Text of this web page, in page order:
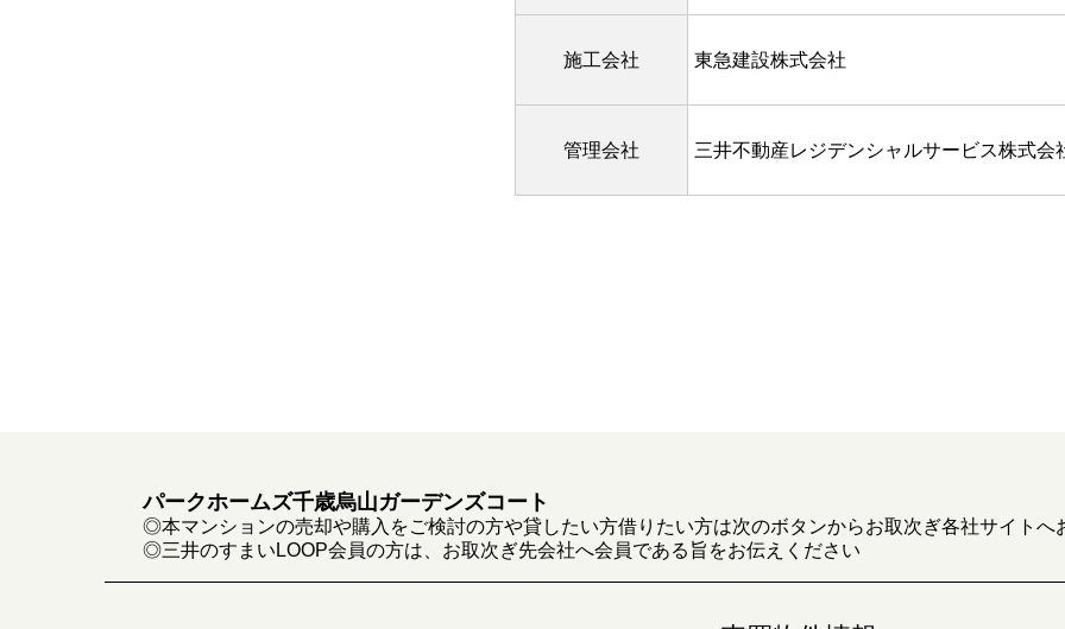
施工会社 東急建設株式会社
管理会社 三井不動産レジデンシャルサービス株式会
パークホームズ千歳烏山ガーデンズコート
◎本マンションの売却や購入をご検討の方や貸したい方借りたい方は次のボタンからお取次ぎ各社サイトへ
◎三井のすまいLOOP会員の方は、お取次ぎ先会社へ会員である旨をお伝えください